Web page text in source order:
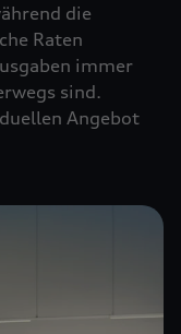
die
Raten
immer
sind.
Angebot